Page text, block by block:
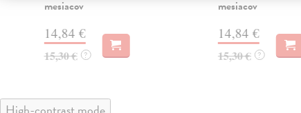
mesiacov
14,84 €
15,30 € ?
mesiacov
14,84 €
15,30 € ?